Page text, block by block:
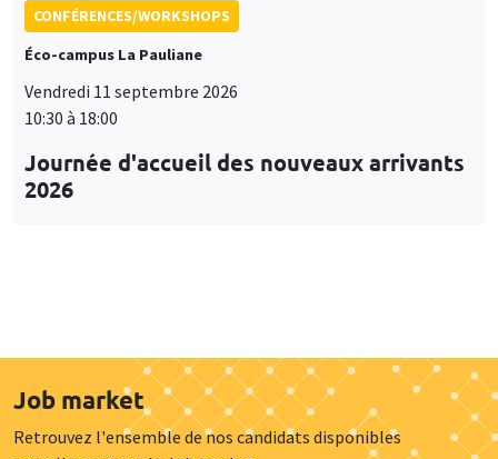
CONFÉRENCES/WORKSHOPS
Éco-campus La Pauliane
Vendredi 11 septembre 2026
10:30 à 18:00
Journée d'accueil des nouveaux arrivants
2026
Job market
Retrouvez l'ensemble de nos candidats disponibles